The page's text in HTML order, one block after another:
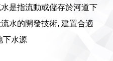
是指流動或儲存於河道下
水的開發技術, 建置合適
下水源